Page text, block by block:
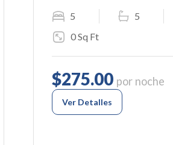
5
5
0 Sq Ft
$275.00 por noche
Ver Detalles